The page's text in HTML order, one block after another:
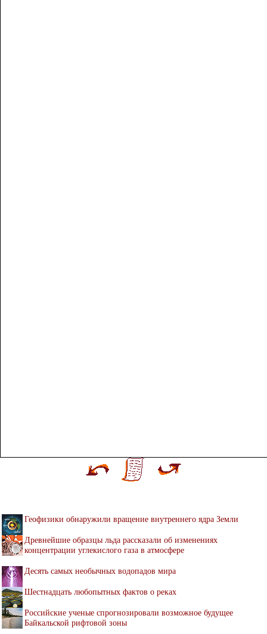
Геофизики обнаружили вращение внутреннего ядра Земли
Древнейшие образцы льда рассказали об изменениях
концентрации углекислого газа в атмосфере
Десять самых необычных водопадов мира
Шестнадцать любопытных фактов о реках
Российские ученые спрогнозировали возможное будущее
Байкальской рифтовой зоны